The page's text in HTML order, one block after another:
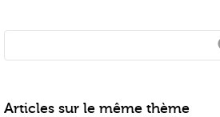
Articles sur le même thème